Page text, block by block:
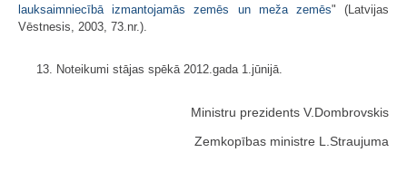
lauksaimniecībā izmantojamās zemēs un meža zemēs" (Latvijas
Vēstnesis, 2003, 73.nr.).
13. Noteikumi stājas spēkā 2012.gada 1.jūnijā.
Ministru prezidents V.Dombrovskis
Zemkopības ministre L.Straujuma